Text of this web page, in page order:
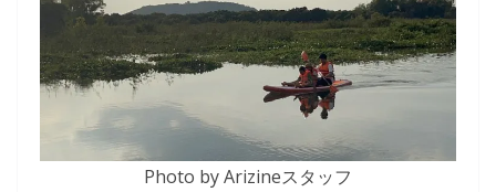
Photo by Arizineスタッフ